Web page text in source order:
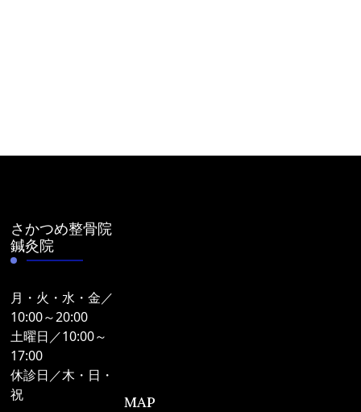
さかつめ整骨院
鍼灸院
月・火・水・金／
10:00～20:00
土曜日／10:00～
17:00
休診日／木・日・
祝
MAP